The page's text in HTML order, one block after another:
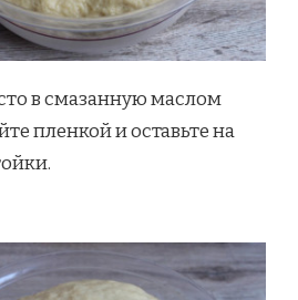
в смазанную маслом
пленкой и оставьте на